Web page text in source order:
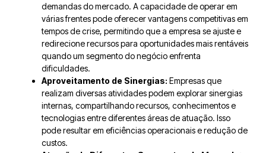
demandas do mercado. A capacidade de operar em
várias frentes pode oferecer vantagens competitivas em
tempos de crise, permitindo que a empresa se ajuste e
redirecione recursos para oportunidades mais rentáveis
quando um segmento do negócio enfrenta
dificuldades.
Aproveitamento de Sinergias: Empresas que
realizam diversas atividades podem explorar sinergias
internas, compartilhando recursos, conhecimentos e
tecnologias entre diferentes áreas de atuação. Isso
pode resultar em eficiências operacionais e redução de
custos.